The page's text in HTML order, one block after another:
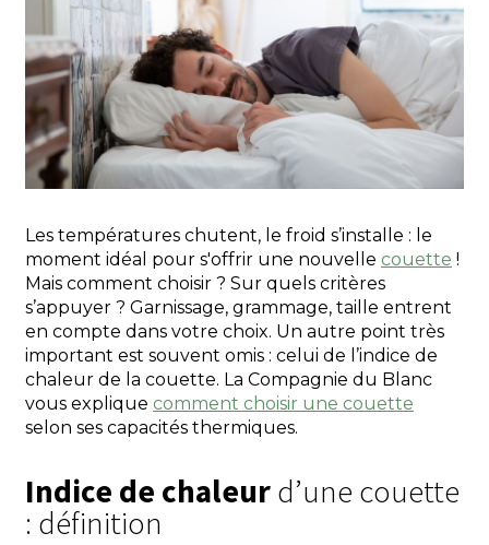
Les températures chutent, le froid s’installe : le
moment idéal pour s'offrir une nouvelle couette !
Mais comment choisir ? Sur quels critères
s’appuyer ? Garnissage, grammage, taille entrent
en compte dans votre choix. Un autre point très
important est souvent omis : celui de l’indice de
chaleur de la couette. La Compagnie du Blanc
vous explique comment choisir une couette
selon ses capacités thermiques.
Indice de chaleurd’une couette
: définition